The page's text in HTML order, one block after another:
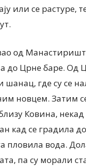
или се растуре,
од
до Црне баре. Од
шанац, где су се
новцем. Затим
Ковина,
кад се градила
пловила вода.
па су морали